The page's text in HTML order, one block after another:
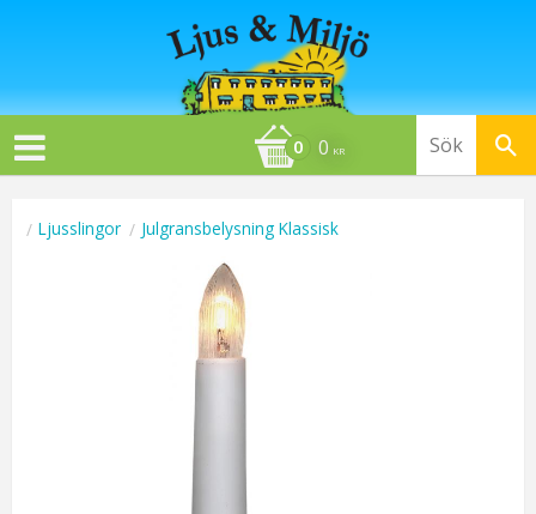
0 KR
Ljusslingor Julgransbelysning Klassisk